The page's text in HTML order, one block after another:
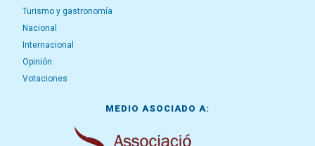
Turismo y gastronomía
Nacional
Internacional
Opinión
Votaciones
MEDIO ASOCIADO A: